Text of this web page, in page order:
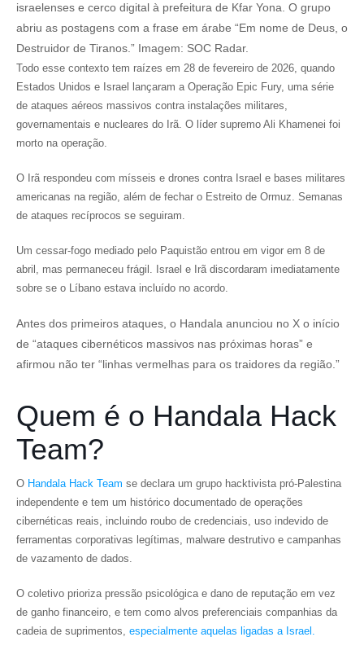
israelenses e cerco digital à prefeitura de Kfar Yona. O grupo
abriu as postagens com a frase em árabe “Em nome de Deus, o
Destruidor de Tiranos.” Imagem: SOC Radar.
Todo esse contexto tem raízes em 28 de fevereiro de 2026, quando
Estados Unidos e Israel lançaram a Operação Epic Fury, uma série
de ataques aéreos massivos contra instalações militares,
governamentais e nucleares do Irã. O líder supremo Ali Khamenei foi
morto na operação.
O Irã respondeu com mísseis e drones contra Israel e bases militares
americanas na região, além de fechar o Estreito de Ormuz. Semanas
de ataques recíprocos se seguiram.
Um cessar-fogo mediado pelo Paquistão entrou em vigor em 8 de
abril, mas permaneceu frágil. Israel e Irã discordaram imediatamente
sobre se o Líbano estava incluído no acordo.
Antes dos primeiros ataques, o Handala anunciou no X o início
de “ataques cibernéticos massivos nas próximas horas” e
afirmou não ter “linhas vermelhas para os traidores da região.”
Quem é o Handala Hack
Team?
O Handala Hack Team se declara um grupo hacktivista pró-Palestina
independente e tem um histórico documentado de operações
cibernéticas reais, incluindo roubo de credenciais, uso indevido de
ferramentas corporativas legítimas, malware destrutivo e campanhas
de vazamento de dados.
O coletivo prioriza pressão psicológica e dano de reputação em vez
de ganho financeiro, e tem como alvos preferenciais companhias da
cadeia de suprimentos, especialmente aquelas ligadas a Israel.